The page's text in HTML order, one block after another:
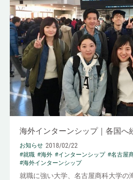
海外インターンシップ｜各国へ
お知らせ 2018/02/22
#就職 #海外 #インターンシップ #名古屋
#海外インターンシップ
就職に強い大学、名古屋商科大学の